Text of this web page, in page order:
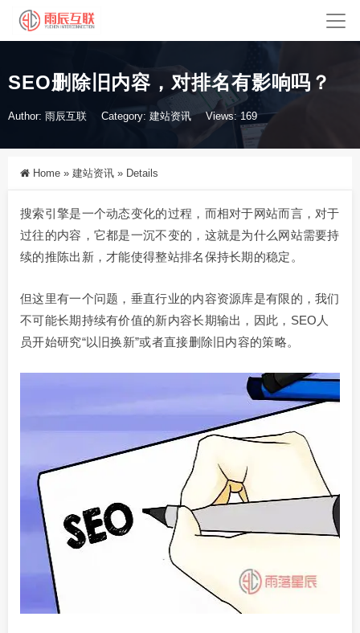
SEO删除旧内容，对排名有影响吗？
Author: 雨辰互联 Category: 建站资讯 Views: 169
Home » 建站资讯 » Details
搜索引擎是一个动态变化的过程，而相对于网站而言，对于
过往的内容，它都是一沉不变的，这就是为什么网站需要持
续的推陈出新，才能使得整站排名保持长期的稳定。
但这里有一个问题，垂直行业的内容资源库是有限的，我们
不可能长期持续有价值的新内容长期输出，因此，SEO人
员开始研究“以旧换新”或者直接删除旧内容的策略。